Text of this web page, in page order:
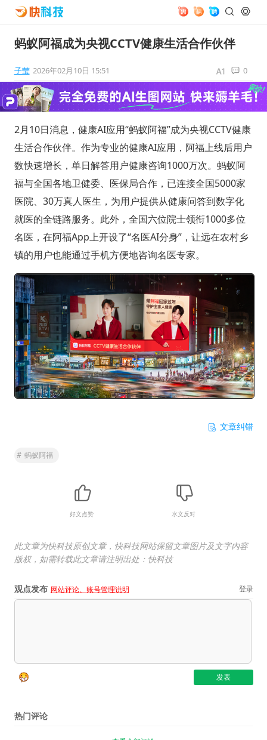
蚂蚁阿福成为央视CCTV健康生活合作伙伴
子莹 2026年02月10日 15:51 0
2月10日消息，健康AI应用“蚂蚁阿福”成为央视CCTV健康
生活合作伙伴。作为专业的健康AI应用，阿福上线后用户
数快速增长，单日解答用户健康咨询1000万次。蚂蚁阿
福与全国各地卫健委、医保局合作，已连接全国5000家
医院、30万真人医生，为用户提供从健康问答到数字化
就医的全链路服务。此外，全国六位院士领衔1000多位
名医，在阿福App上开设了“名医AI分身”，让远在农村乡
镇的用户也能通过手机方便地咨询名医专家。
文章纠错
# 蚂蚁阿福
好文点赞 水文反对
此文章为快科技原创文章，快科技网站保留文章图片及文字内容
版权，如需转载此文章请注明出处：快科技
观点发布 网站评论、账号管理说明 登录
热门评论